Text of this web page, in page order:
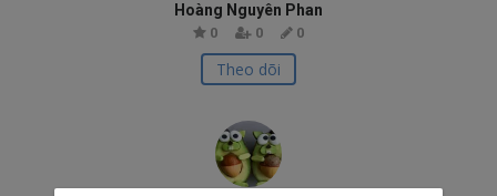
Hoàng Nguyên Phan
0 0 0
Theo dõi